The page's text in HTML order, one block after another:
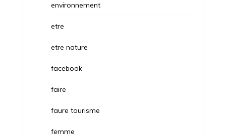
environnement
etre
etre nature
facebook
faire
faure tourisme
femme